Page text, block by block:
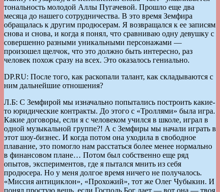
тональность молодой Аллы Пугачевой. Прошло еще два
месяца до нашего сотрудничества. В это время Земфира
обращалась к другим продюсерам. Я возвращался к ее записям
снова и снова, и когда я понял, что сравниваю одну девушку с
совершенно разными уникальными персонажами —
произошел щелчок, что это должно быть интересно, раз
человек похож сразу на всех. Это оказалось гениально.
DP.RU: После того, как раскопали талант, как складываются с
ним дальнейшие отношения?
Л.Б: С Земфирой мы изначально попытались построить какие-
то юридические контракты. До этого с «Троллями» была игра.
Какие договоры, если я с человеком учился в школе, играл в
одной музыкальной группе?! А с Земфиры мы начали играть в
этот шоу-бизнес. И когда потом она уходила в свободное
плавание, это помогло нам расстаться более менее нормально
в финансовом плане… Потом был собственно еще ряд
опытов, экспериментов, где я пытался мнить из себя
продюсера. Но у меня долгое время ничего не получалось.
«Миссия антициклон», «Прохожий», тот же Олег Чубыкин. И
понял простую вещь, если Господь Бог дает — вот она — твоя